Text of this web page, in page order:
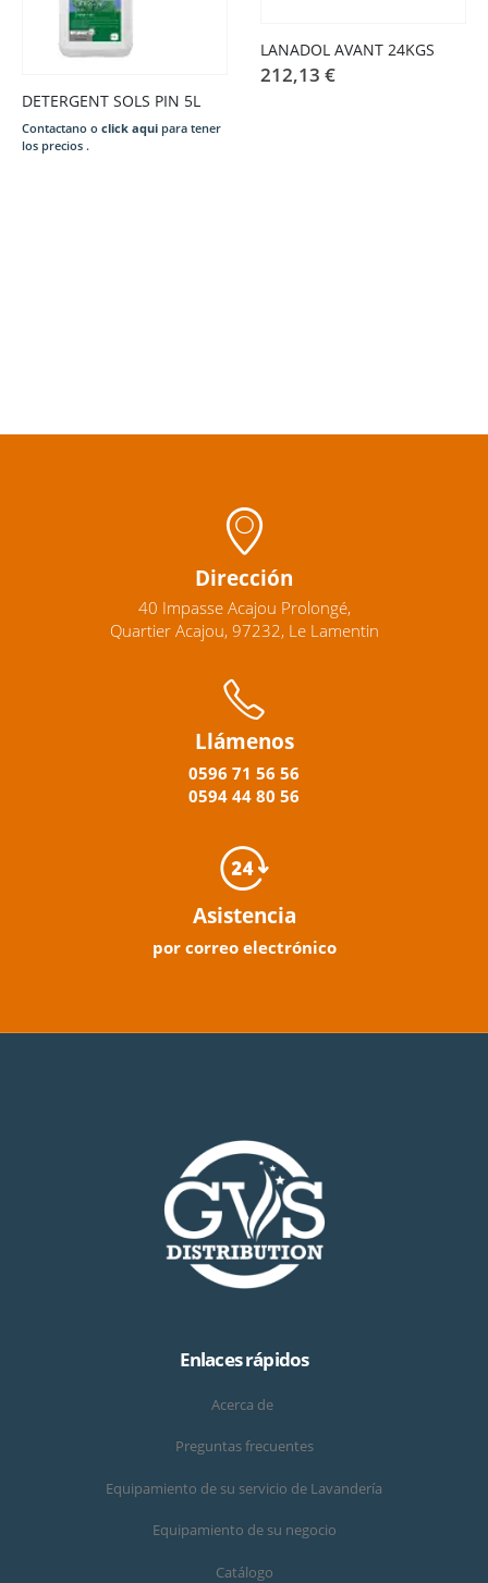
DETERGENT SOLS PIN 5L
Contactano o click aqui para tener
los precios .
LANADOL AVANT 24KGS
212,13 €
Dirección
40 Impasse Acajou Prolongé,
Quartier Acajou, 97232, Le Lamentin
Llámenos
0596 71 56 56
0594 44 80 56
Asistencia
por correo electrónico
Enlaces rápidos
Acerca de
Preguntas frecuentes
Equipamiento de su servicio de Lavandería
Equipamiento de su negocio
Catálogo